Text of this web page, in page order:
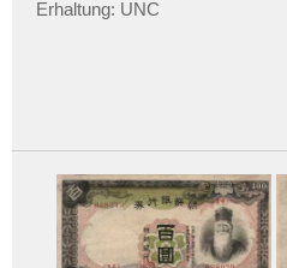
Erhaltung: UNC